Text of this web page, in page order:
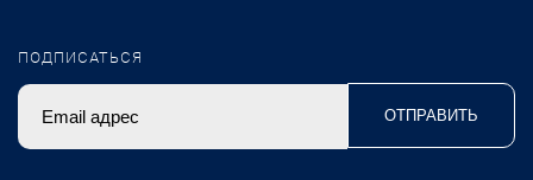
ПОДПИСАТЬСЯ
ОТПРАВИТЬ